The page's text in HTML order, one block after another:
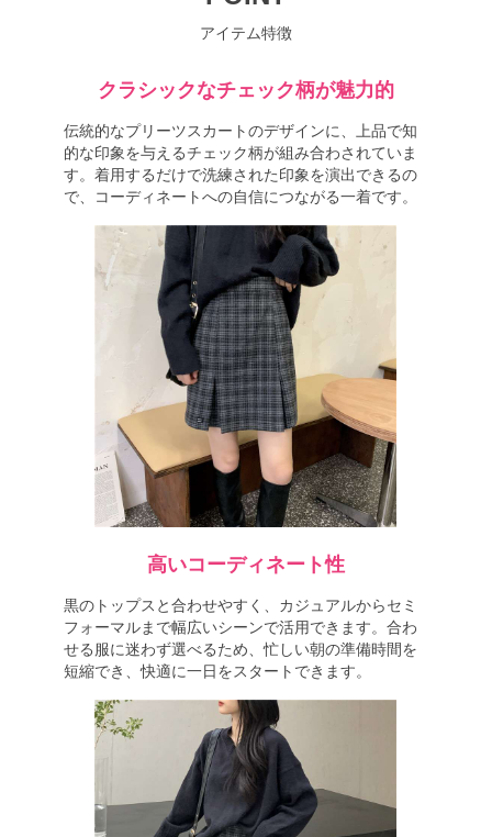
アイテム特徴
クラシックなチェック柄が魅力的
伝統的なプリーツスカートのデザインに、上品で知
的な印象を与えるチェック柄が組み合わされていま
す。着用するだけで洗練された印象を演出できるの
で、コーディネートへの自信につながる一着です。
高いコーディネート性
黒のトップスと合わせやすく、カジュアルからセミ
フォーマルまで幅広いシーンで活用できます。合わ
せる服に迷わず選べるため、忙しい朝の準備時間を
短縮でき、快適に一日をスタートできます。